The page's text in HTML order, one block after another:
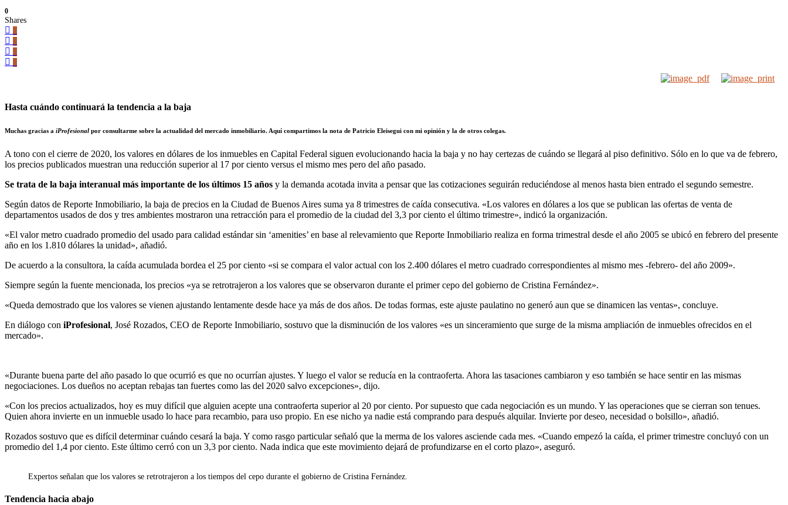
0
Shares
0
0
0
0
Hasta cuándo continuará la tendencia a la baja
Muchas gracias a iProfesional por consultarme sobre la actualidad del mercado inmobiliario. Aquí compartimos la nota de Patricio Eleisegui con mi opinión y la de otros colegas.
A tono con el cierre de 2020, los valores en dólares de los inmuebles en Capital Federal siguen evolucionando hacia la baja y no hay certezas de cuándo se llegará al piso definitivo. Sólo en lo que va de febrero,
los precios publicados muestran una reducción superior al 17 por ciento versus el mismo mes pero del año pasado.
Se trata de la baja interanual más importante de los últimos 15 años y la demanda acotada invita a pensar que las cotizaciones seguirán reduciéndose al menos hasta bien entrado el segundo semestre.
Según datos de Reporte Inmobiliario, la baja de precios en la Ciudad de Buenos Aires suma ya 8 trimestres de caída consecutiva. «Los valores en dólares a los que se publican las ofertas de venta de
departamentos usados de dos y tres ambientes mostraron una retracción para el promedio de la ciudad del 3,3 por ciento el último trimestre», indicó la organización.
«El valor metro cuadrado promedio del usado para calidad estándar sin ‘amenities’ en base al relevamiento que Reporte Inmobiliario realiza en forma trimestral desde el año 2005 se ubicó en febrero del presente
año en los 1.810 dólares la unidad», añadió.
De acuerdo a la consultora, la caída acumulada bordea el 25 por ciento «si se compara el valor actual con los 2.400 dólares el metro cuadrado correspondientes al mismo mes -febrero- del año 2009».
Siempre según la fuente mencionada, los precios «ya se retrotrajeron a los valores que se observaron durante el primer cepo del gobierno de Cristina Fernández».
«Queda demostrado que los valores se vienen ajustando lentamente desde hace ya más de dos años. De todas formas, este ajuste paulatino no generó aun que se dinamicen las ventas», concluye.
En diálogo con iProfesional, José Rozados, CEO de Reporte Inmobiliario, sostuvo que la disminución de los valores «es un sinceramiento que surge de la misma ampliación de inmuebles ofrecidos en el
mercado».
«Durante buena parte del año pasado lo que ocurrió es que no ocurrían ajustes. Y luego el valor se reducía en la contraoferta. Ahora las tasaciones cambiaron y eso también se hace sentir en las mismas
negociaciones. Los dueños no aceptan rebajas tan fuertes como las del 2020 salvo excepciones», dijo.
«Con los precios actualizados, hoy es muy difícil que alguien acepte una contraoferta superior al 20 por ciento. Por supuesto que cada negociación es un mundo. Y las operaciones que se cierran son tenues.
Quien ahora invierte en un inmueble usado lo hace para recambio, para uso propio. En ese nicho ya nadie está comprando para después alquilar. Invierte por deseo, necesidad o bolsillo», añadió.
Rozados sostuvo que es difícil determinar cuándo cesará la baja. Y como rasgo particular señaló que la merma de los valores asciende cada mes. «Cuando empezó la caída, el primer trimestre concluyó con un
promedio del 1,4 por ciento. Este último cerró con un 3,3 por ciento. Nada indica que este movimiento dejará de profundizarse en el corto plazo», aseguró.
Expertos señalan que los valores se retrotrajeron a los tiempos del cepo durante el gobierno de Cristina Fernández.
Tendencia hacia abajo